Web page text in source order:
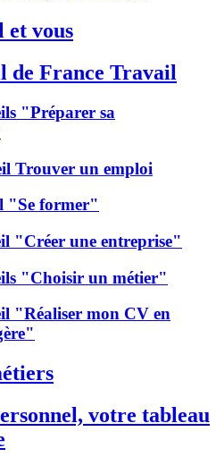
et vous
de France Travail
"Préparer sa
Trouver un emploi
"Se former"
"Créer une entreprise"
"Choisir un métier"
"Réaliser mon CV en
votre tableau